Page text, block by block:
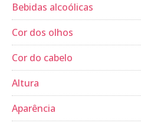
Bebidas alcoólicas
Cor dos olhos
Cor do cabelo
Altura
Aparência